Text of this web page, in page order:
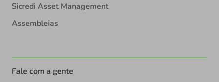
Sicredi Asset Management
Assembleias
Fale com a gente